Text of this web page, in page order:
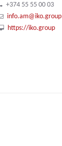
+374 55 55 00 03
info.am@iko.group
https://iko.group